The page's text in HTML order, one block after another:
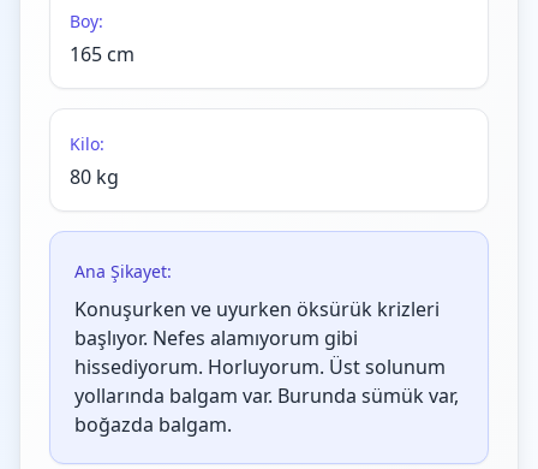
Boy:
165 cm
Kilo:
80 kg
Ana Şikayet:
Konuşurken ve uyurken öksürük krizleri
başlıyor. Nefes alamıyorum gibi
hissediyorum. Horluyorum. Üst solunum
yollarında balgam var. Burunda sümük var,
boğazda balgam.